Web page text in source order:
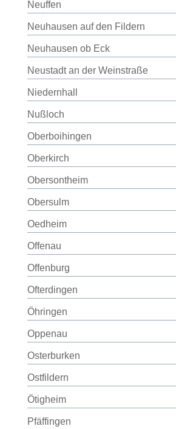
Neuffen
Neuhausen auf den Fildern
Neuhausen ob Eck
Neustadt an der Weinstraße
Niedernhall
Nußloch
Oberboihingen
Oberkirch
Obersontheim
Obersulm
Oedheim
Offenau
Offenburg
Ofterdingen
Öhringen
Oppenau
Osterburken
Ostfildern
Ötigheim
Pfäffingen